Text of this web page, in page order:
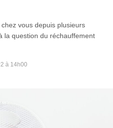
vous depuis plusieurs
la question du réchauffement
à 14h00